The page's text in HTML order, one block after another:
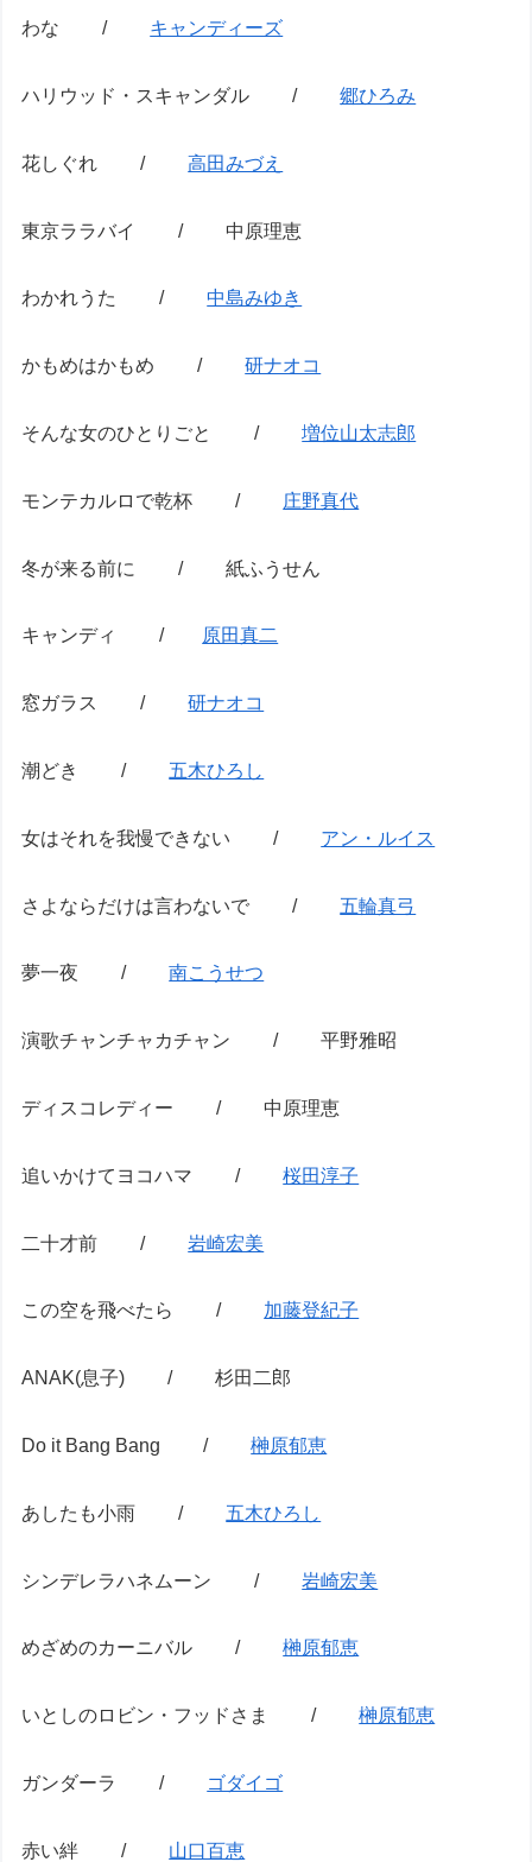
わな / キャンディーズ
ハリウッド・スキャンダル /郷ひろみ
花しぐれ /高田みづえ
東京ララバイ / 中原理恵
わかれうた /中島みゆき
かもめはかもめ /研ナオコ
そんな女のひとりごと /増位山太志郎
モンテカルロで乾杯 / 庄野真代
冬が来る前に / 紙ふうせん
キャンディ / 原田真二
窓ガラス /研ナオコ
潮どき / 五木ひろし
女はそれを我慢できない / アン・ルイス
さよならだけは言わないで / 五輪真弓
夢一夜 /南こうせつ
演歌チャンチャカチャン / 平野雅昭
ディスコレディー / 中原理恵
追いかけてヨコハマ /桜田淳子
二十才前 /岩崎宏美
この空を飛べたら / 加藤登紀子
ANAK(息子) / 杉田二郎
Do it Bang Bang /榊原郁恵
あしたも小雨 / 五木ひろし
シンデレラハネムーン /岩崎宏美
めざめのカーニバル /榊原郁恵
いとしのロビン・フッドさま /榊原郁恵
ガンダーラ / ゴダイゴ
赤い絆 / 山口百恵